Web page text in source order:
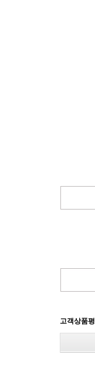
고객상품평